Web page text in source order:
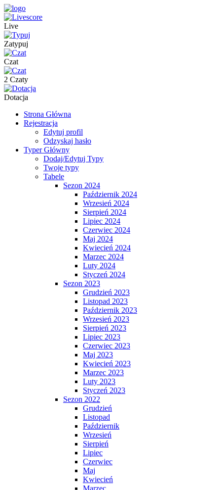
Live
Zatypuj
Czat
2 Czaty
Dotacja
Strona Główna
Rejestracja
Edytuj profil
Odzyskaj hasło
Typer Główny
Dodaj/Edytuj Typy
Twoje typy
Tabele
Sezon 2024
Październik 2024
Wrzesień 2024
Sierpień 2024
Lipiec 2024
Czerwiec 2024
Maj 2024
Kwiecień 2024
Marzec 2024
Luty 2024
Styczeń 2024
Sezon 2023
Grudzień 2023
Listopad 2023
Październik 2023
Wrzesień 2023
Sierpień 2023
Lipiec 2023
Czerwiec 2023
Maj 2023
Kwiecień 2023
Marzec 2023
Luty 2023
Styczeń 2023
Sezon 2022
Grudzień
Listopad
Październik
Wrzesień
Sierpień
Lipiec
Czerwiec
Maj
Kwiecień
Marzec